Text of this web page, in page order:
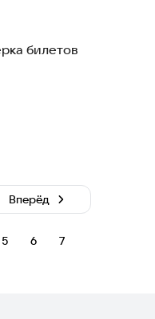
билетов
5 6 7
Вперёд